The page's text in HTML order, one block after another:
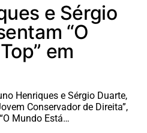
e Sérgio
“O
em
Henriques e Sérgio Duarte,
Conservador de Direita”,
Mundo Está…